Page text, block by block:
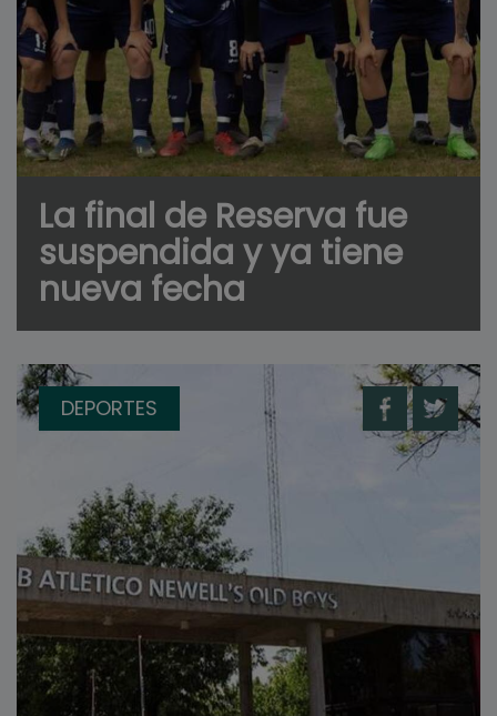
La final de Reserva fue
suspendida y ya tiene
nueva fecha
DEPORTES